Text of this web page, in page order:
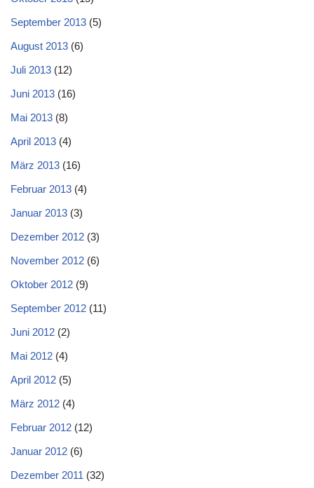
September 2013 (5)
August 2013 (6)
Juli 2013 (12)
Juni 2013 (16)
Mai 2013 (8)
April 2013 (4)
März 2013 (16)
Februar 2013 (4)
Januar 2013 (3)
Dezember 2012 (3)
November 2012 (6)
Oktober 2012 (9)
September 2012 (11)
Juni 2012 (2)
Mai 2012 (4)
April 2012 (5)
März 2012 (4)
Februar 2012 (12)
Januar 2012 (6)
Dezember 2011 (32)